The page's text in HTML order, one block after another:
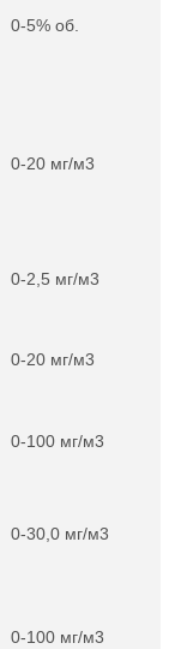
0-5% об.
0-20 мг/м3
0-2,5 мг/м3
0-20 мг/м3
0-100 мг/м3
0-30,0 мг/м3
0-100 мг/м3